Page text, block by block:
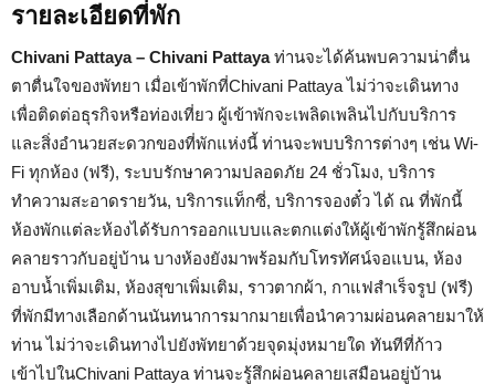
รายละเอียดที่พัก
Chivani Pattaya – Chivani Pattayaท่านจะได้ค้นพบความน่าตื่น
ตาตื่นใจของพัทยา เมื่อเข้าพักที่Chivani Pattaya ไม่ว่าจะเดินทาง
เพื่อติดต่อธุรกิจหรือท่องเที่ยว ผู้เข้าพักจะเพลิดเพลินไปกับบริการ
และสิ่งอำนวยสะดวกของที่พักแห่งนี้ ท่านจะพบบริการต่างๆ เช่น Wi-
Fi ทุกห้อง (ฟรี), ระบบรักษาความปลอดภัย 24 ชั่วโมง, บริการ
ทำความสะอาดรายวัน, บริการแท็กซี่, บริการจองตั๋ว ได้ ณ ที่พักนี้
ห้องพักแต่ละห้องได้รับการออกแบบและตกแต่งให้ผู้เข้าพักรู้สึกผ่อน
คลายราวกับอยู่บ้าน บางห้องยังมาพร้อมกับโทรทัศน์จอแบน, ห้อง
อาบน้ำเพิ่มเติม, ห้องสุขาเพิ่มเติม, ราวตากผ้า, กาแฟสำเร็จรูป (ฟรี)
ที่พักมีทางเลือกด้านนันทนาการมากมายเพื่อนำความผ่อนคลายมาให้
ท่าน ไม่ว่าจะเดินทางไปยังพัทยาด้วยจุดมุ่งหมายใด ทันทีที่ก้าว
เข้าไปในChivani Pattaya ท่านจะรู้สึกผ่อนคลายเสมือนอยู่บ้าน